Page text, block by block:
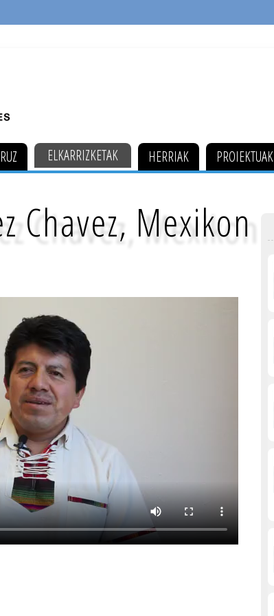
ELKARRIZKETAK HERRIAK PROIEKTUAK
Chavez, Mexikon